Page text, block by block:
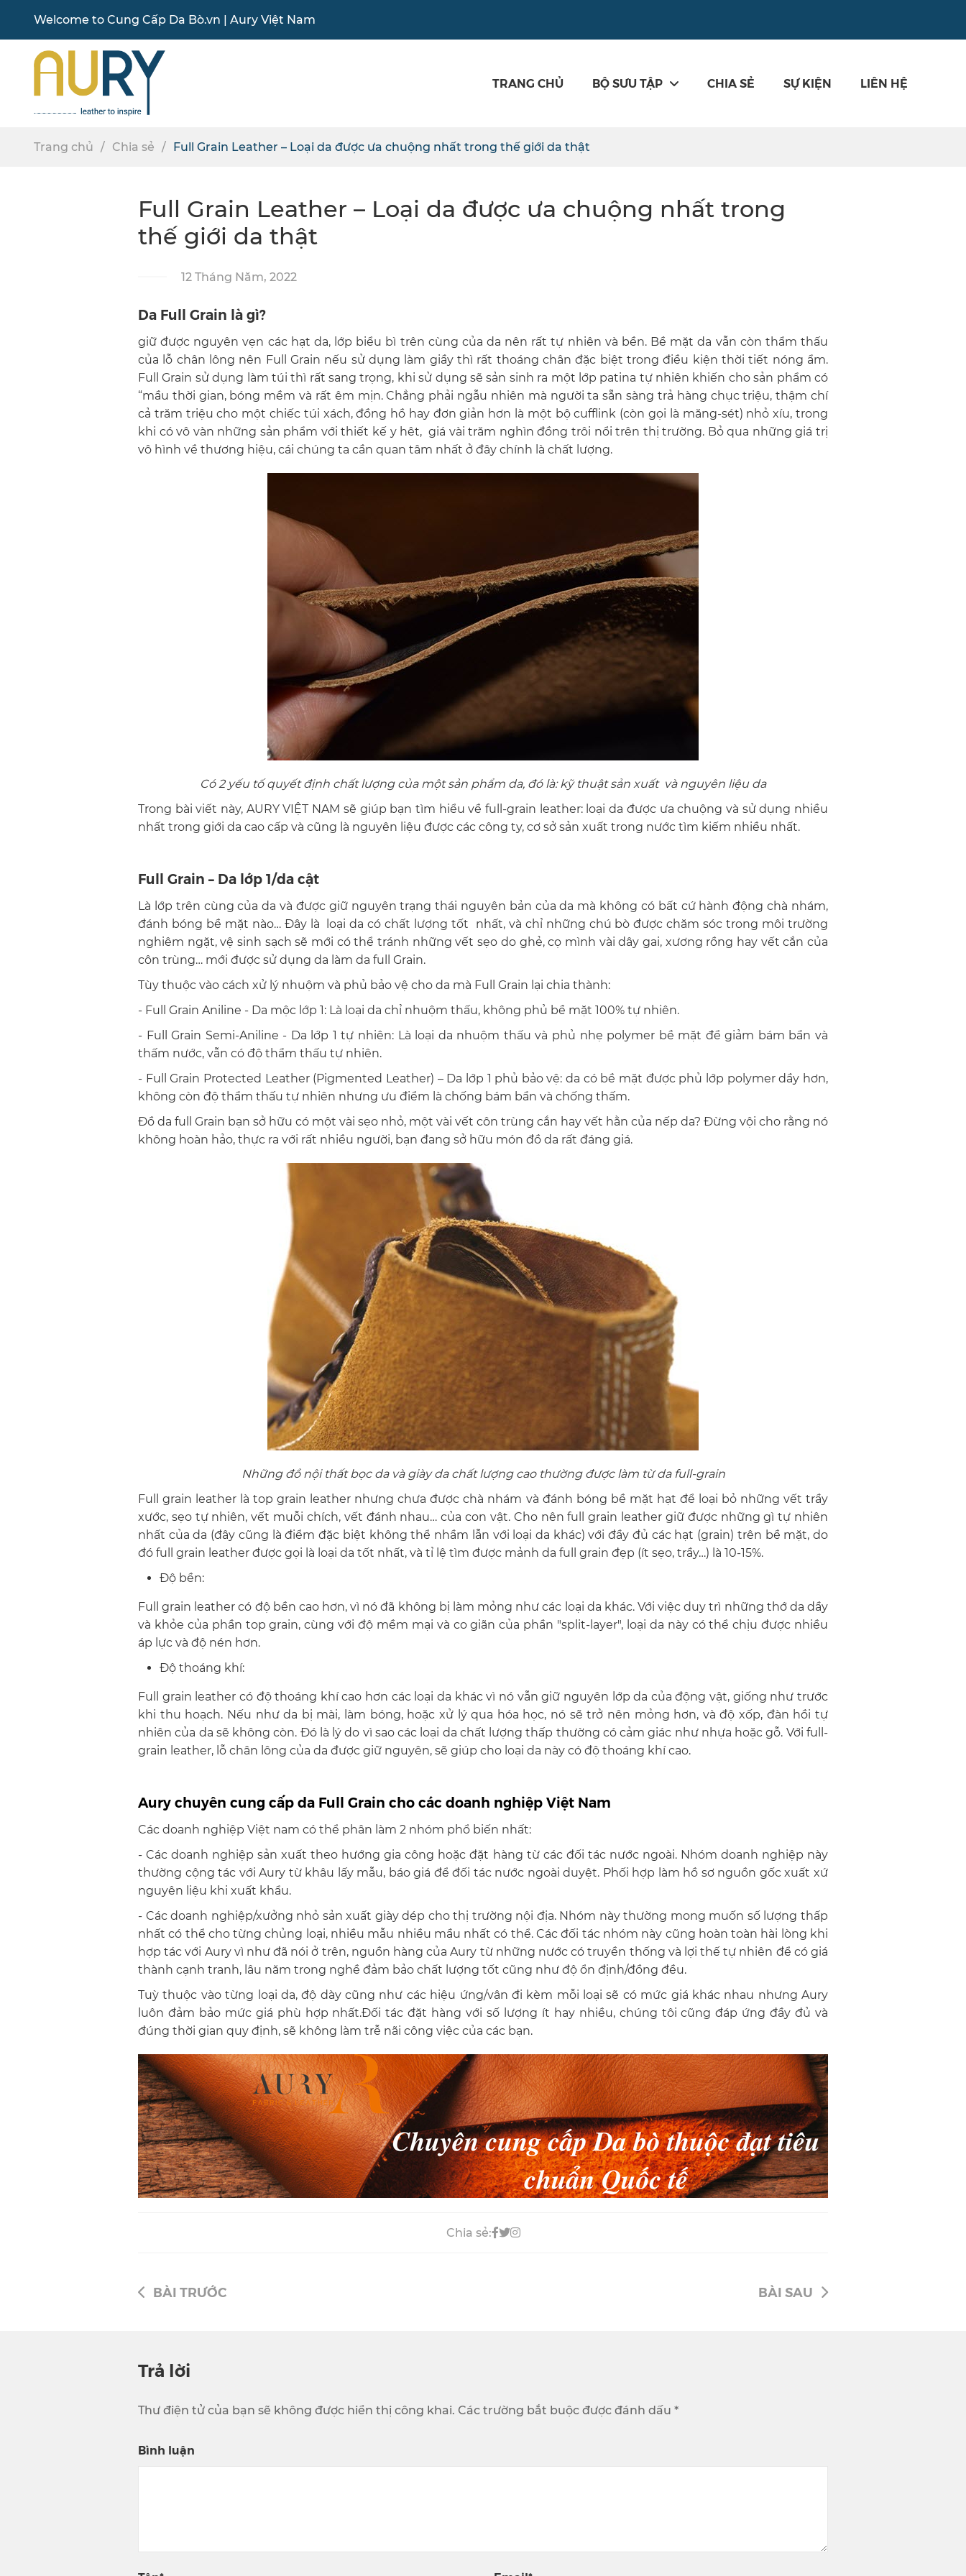
Welcome to Cung Cấp Da Bò.vn | Aury Việt Nam
TRANG CHỦ BỘ SƯU TẬP CHIA SẺ SỰ KIỆN LIÊN HỆ
Trang chủ Chia sẻ Full Grain Leather – Loại da được ưa chuộng nhất trong thế giới da thật
Full Grain Leather – Loại da được ưa chuộng nhất trong
thế giới da thật
12 Tháng Năm, 2022
Da Full Grain là gì?
giữ được nguyên vẹn các hạt da, lớp biểu bì trên cùng của da nên rất tự nhiên và bền. Bề mặt da vẫn còn thẩm thấu
của lỗ chân lông nên Full Grain nếu sử dụng làm giầy thì rất thoáng chân đặc biệt trong điều kiện thời tiết nóng ẩm.
Full Grain sử dụng làm túi thì rất sang trọng, khi sử dụng sẽ sản sinh ra một lớp patina tự nhiên khiến cho sản phẩm có
“mầu thời gian, bóng mềm và rất êm mịn.Chẳng phải ngẫu nhiên mà người ta sẵn sàng trả hàng chục triệu, thậm chí
cả trăm triệu cho một chiếc túi xách, đồng hồ hay đơn giản hơn là một bộ cufflink (còn gọi là măng-sét) nhỏ xíu, trong
khi có vô vàn những sản phẩm với thiết kế y hêt, giá vài trăm nghìn đồng trôi nổi trên thị trường. Bỏ qua những giá trị
vô hình về thương hiệu, cái chúng ta cần quan tâm nhất ở đây chính là chất lượng.
Có 2 yếu tố quyết định chất lượng của một sản phẩm da, đó là: kỹ thuật sản xuất và nguyên liệu da
Trong bài viết này, AURY VIỆT NAM sẽ giúp bạn tìm hiểu về full-grain leather: loại da được ưa chuộng và sử dụng nhiều
nhất trong giới da cao cấp và cũng là nguyên liệu được các công ty, cơ sở sản xuất trong nước tìm kiếm nhiều nhất.
Full Grain – Da lớp 1/da cật
Là lớp trên cùng của da và được giữ nguyên trạng thái nguyên bản của da mà không có bất cứ hành động chà nhám,
đánh bóng bề mặt nào… Đây là loại da có chất lượng tốt nhất, và chỉ những chú bò được chăm sóc trong môi trường
nghiêm ngặt, vệ sinh sạch sẽ mới có thể tránh những vết sẹo do ghẻ, cọ mình vài dây gai, xương rồng hay vết cắn của
côn trùng… mới được sử dụng da làm da full Grain.
Tùy thuộc vào cách xử lý nhuộm và phủ bảo vệ cho da mà Full Grain lại chia thành:
- Full Grain Aniline - Da mộc lớp 1: Là loại da chỉ nhuộm thấu, không phủ bề mặt 100% tự nhiên.
- Full Grain Semi-Aniline - Da lớp 1 tự nhiên: Là loại da nhuộm thấu và phủ nhẹ polymer bề mặt để giảm bám bẩn và
thấm nước, vẫn có độ thẩm thấu tự nhiên.
- Full Grain Protected Leather (Pigmented Leather) – Da lớp 1 phủ bảo vệ: da có bề mặt được phủ lớp polymer dầy hơn,
không còn độ thẩm thấu tự nhiên nhưng ưu điểm là chống bám bẩn và chống thấm.
Đồ da full Grain bạn sở hữu có một vài sẹo nhỏ, một vài vết côn trùng cắn hay vết hằn của nếp da? Đừng vội cho rằng nó
không hoàn hảo, thực ra với rất nhiều người, bạn đang sở hữu món đồ da rất đáng giá.
Những đồ nội thất bọc da và giày da chất lượng cao thường được làm từ da full-grain
Full grain leather là top grain leather nhưng chưa được chà nhám và đánh bóng bề mặt hạt để loại bỏ những vết trầy
xước, sẹo tự nhiên, vết muỗi chích, vết đánh nhau… của con vật. Cho nên full grain leather giữ được những gì tự nhiên
nhất của da (đây cũng là điểm đặc biệt không thể nhầm lẫn với loại da khác) với đầy đủ các hạt (grain) trên bề mặt, do
đó full grain leather được gọi là loại da tốt nhất, và tỉ lệ tìm được mảnh da full grain đẹp (ít sẹo, trầy…) là 10-15%.
Độ bền:
Full grain leather có độ bền cao hơn, vì nó đã không bị làm mỏng như các loại da khác. Với việc duy trì những thớ da dầy
và khỏe của phần top grain, cùng với độ mềm mại và co giãn của phần "split-layer", loại da này có thể chịu được nhiều
áp lực và độ nén hơn.
Độ thoáng khí:
Full grain leather có độ thoáng khí cao hơn các loại da khác vì nó vẫn giữ nguyên lớp da của động vật, giống như trước
khi thu hoạch. Nếu như da bị mài, làm bóng, hoặc xử lý qua hóa học, nó sẽ trở nên mỏng hơn, và độ xốp, đàn hồi tự
nhiên của da sẽ không còn. Đó là lý do vì sao các loại da chất lượng thấp thường có cảm giác như nhựa hoặc gỗ. Với full-
grain leather, lỗ chân lông của da được giữ nguyên, sẽ giúp cho loại da này có độ thoáng khí cao.
Aury chuyên cung cấp da Full Grain cho các doanh nghiệp Việt Nam
Các doanh nghiệp Việt nam có thể phân làm 2 nhóm phổ biến nhất:
- Các doanh nghiệp sản xuất theo hướng gia công hoặc đặt hàng từ các đối tác nước ngoài. Nhóm doanh nghiệp này
thường cộng tác với Aury từ khâu lấy mẫu, báo giá để đối tác nước ngoài duyệt. Phối hợp làm hồ sơ nguồn gốc xuất xứ
nguyên liệu khi xuất khẩu.
- Các doanh nghiệp/xưởng nhỏ sản xuất giày dép cho thị trường nội địa. Nhóm này thường mong muốn số lượng thấp
nhất có thể cho từng chủng loại, nhiều mẫu nhiều mầu nhất có thể. Các đối tác nhóm này cũng hoàn toàn hài lòng khi
hợp tác với Aury vì như đã nói ở trên, nguồn hàng của Aury từ những nước có truyền thống và lợi thế tự nhiên để có giá
thành cạnh tranh, lâu năm trong nghề đảm bảo chất lượng tốt cũng như độ ổn định/đồng đều.
Tuỳ thuộc vào từng loại da, độ dày cũng như các hiệu ứng/vân đi kèm mỗi loại sẽ có mức giá khác nhau nhưng Aury
luôn đảm bảo mức giá phù hợp nhất.Đối tác đặt hàng với số lượng ít hay nhiều, chúng tôi cũng đáp ứng đầy đủ và
đúng thời gian quy định, sẽ không làm trễ nãi công việc của các bạn.
Chia sẻ:
BÀI TRƯỚC BÀI SAU
Trả lời
Thư điện tử của bạn sẽ không được hiển thị công khai. Các trường bắt buộc được đánh dấu *
Bình luận